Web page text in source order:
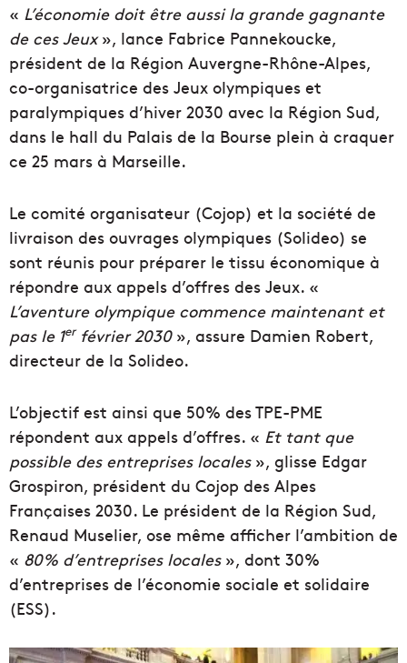
« L’économie doit être aussi la grande gagnante
de ces Jeux», lance Fabrice Pannekoucke,
président de la Région Auvergne-Rhône-Alpes,
co-organisatrice des Jeux olympiques et
paralympiques d’hiver 2030 avec la Région Sud,
dans le hall du Palais de la Bourse plein à craquer
ce 25 mars à Marseille.
Le comité organisateur (Cojop) et la société de
livraison des ouvrages olympiques (Solideo) se
sont réunis pour préparer le tissu économique à
répondre aux appels d’offres des Jeux. «
L’aventure olympique commence maintenant et
pas le 1erfévrier 2030», assure Damien Robert,
directeur de la Solideo.
L’objectif est ainsi que 50% des TPE-PME
répondent aux appels d’offres. « Et tant que
possible des entreprises locales», glisse Edgar
Grospiron, président du Cojop des Alpes
Françaises 2030. Le président de la Région Sud,
Renaud Muselier, ose même afficher l’ambition de
« 80% d’entreprises locales», dont 30%
d’entreprises de l’économie sociale et solidaire
(ESS).